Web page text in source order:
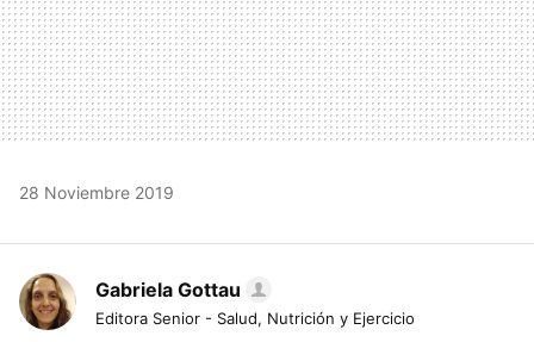
28 Noviembre 2019
Gabriela Gottau
Editora Senior - Salud, Nutrición y Ejercicio